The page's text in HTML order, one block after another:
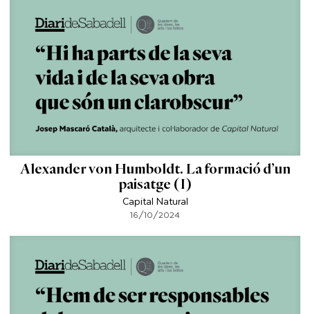
Alexander von Humboldt. La formació d’un
paisatge (I)
Capital Natural
16/10/2024